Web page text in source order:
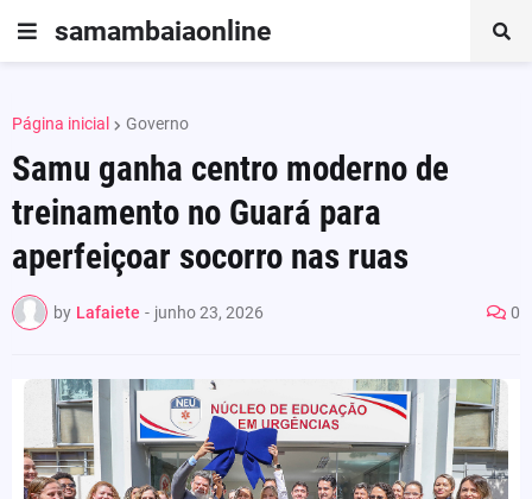
samambaiaonline
Página inicial Governo
Samu ganha centro moderno de
treinamento no Guará para
aperfeiçoar socorro nas ruas
by Lafaiete - junho 23, 2026 0